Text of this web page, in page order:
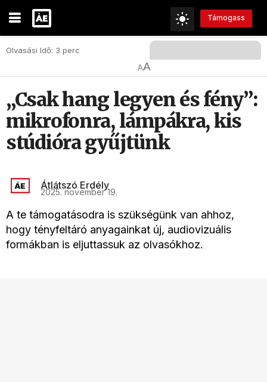
Támogass
Olvasási Idő: 3 perc
AA
„Csak hang legyen és fény”:
mikrofonra, lámpákra, kis
stúdióra gyűjtünk
Átlátszó Erdély
2025. november 19.
A te támogatásodra is szükségünk van ahhoz,
hogy tényfeltáró anyagainkat új, audiovizuális
formákban is eljuttassuk az olvasókhoz.